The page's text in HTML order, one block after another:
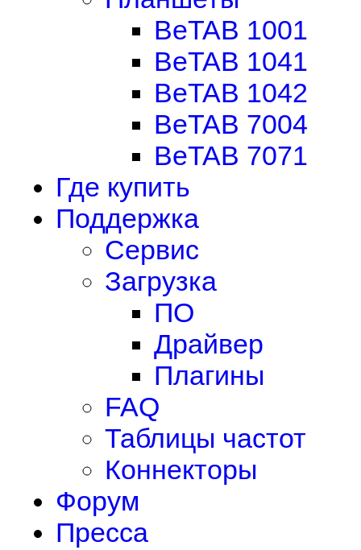
BeTAB 1001
BeTAB 1041
BeTAB 1042
BeTAB 7004
BeTAB 7071
Где купить
Поддержка
Сервис
Загрузка
ПО
Драйвер
Плагины
FAQ
Таблицы частот
Коннекторы
Форум
Пресса